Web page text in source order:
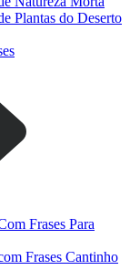
Plantas do Deserto
Frases Para
Frases Cantinho